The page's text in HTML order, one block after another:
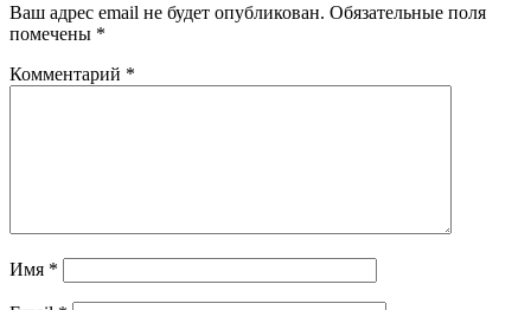
Ваш адрес email не будет опубликован. Обязательные поля
помечены *
Комментарий *
Имя *